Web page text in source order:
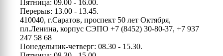
Пятница: 09.00 - 16.00.
Перерыв: 13.00 - 13.45.
410040, г.Саратов, проспект 50 лет Октября,
пл.Ленина, корпус СЭПО +7 (8452) 30-80-37, +7 937
247 58 68
Понедельник-четверг: 08.30 - 15.30.